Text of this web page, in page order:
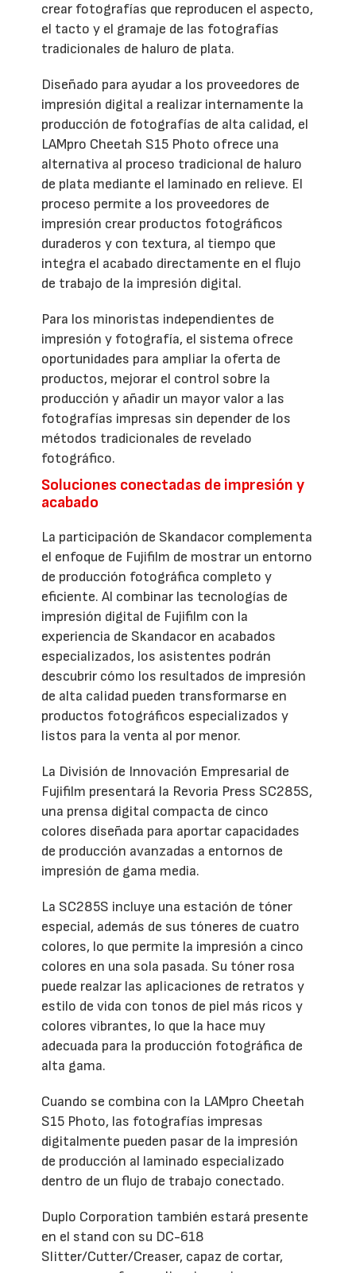
crear fotografías que reproducen el aspecto,
el tacto y el gramaje de las fotografías
tradicionales de haluro de plata.
Diseñado para ayudar a los proveedores de
impresión digital a realizar internamente la
producción de fotografías de alta calidad, el
LAMpro Cheetah S15 Photo ofrece una
alternativa al proceso tradicional de haluro
de plata mediante el laminado en relieve. El
proceso permite a los proveedores de
impresión crear productos fotográficos
duraderos y con textura, al tiempo que
integra el acabado directamente en el flujo
de trabajo de la impresión digital.
Para los minoristas independientes de
impresión y fotografía, el sistema ofrece
oportunidades para ampliar la oferta de
productos, mejorar el control sobre la
producción y añadir un mayor valor a las
fotografías impresas sin depender de los
métodos tradicionales de revelado
fotográfico.
Soluciones conectadas de impresión y
acabado
La participación de Skandacor complementa
el enfoque de Fujifilm de mostrar un entorno
de producción fotográfica completo y
eficiente. Al combinar las tecnologías de
impresión digital de Fujifilm con la
experiencia de Skandacor en acabados
especializados, los asistentes podrán
descubrir cómo los resultados de impresión
de alta calidad pueden transformarse en
productos fotográficos especializados y
listos para la venta al por menor.
La División de Innovación Empresarial de
Fujifilm presentará la Revoria Press SC285S,
una prensa digital compacta de cinco
colores diseñada para aportar capacidades
de producción avanzadas a entornos de
impresión de gama media.
La SC285S incluye una estación de tóner
especial, además de sus tóneres de cuatro
colores, lo que permite la impresión a cinco
colores en una sola pasada. Su tóner rosa
puede realzar las aplicaciones de retratos y
estilo de vida con tonos de piel más ricos y
colores vibrantes, lo que la hace muy
adecuada para la producción fotográfica de
alta gama.
Cuando se combina con la LAMpro Cheetah
S15 Photo, las fotografías impresas
digitalmente pueden pasar de la impresión
de producción al laminado especializado
dentro de un flujo de trabajo conectado.
Duplo Corporation también estará presente
en el stand con su DC-618
Slitter/Cutter/Creaser, capaz de cortar,